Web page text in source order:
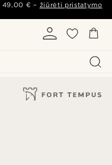
49,00 € – žiūrėti pristatymo